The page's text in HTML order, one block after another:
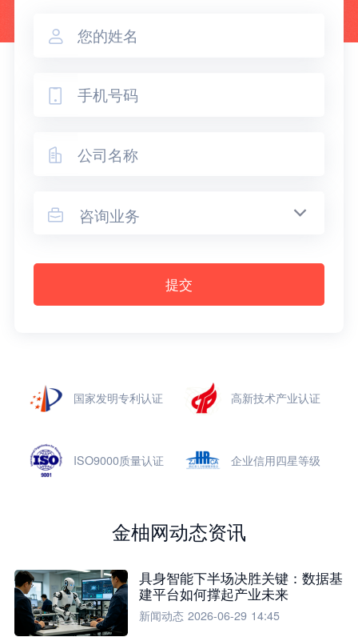



 咨询业务
提交
国家发明专利认证 高新技术产业认证
ISO9000质量认证 企业信用四星等级
金柚网动态资讯
具身智能下半场决胜关键：数据基
建平台如何撑起产业未来
新闻动态 2026-06-29 14:45